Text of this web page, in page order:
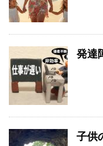
発達
子供